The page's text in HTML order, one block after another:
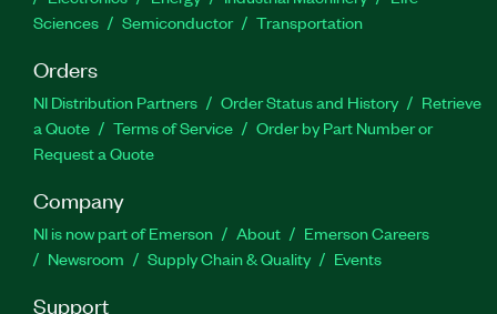
Sciences
Semiconductor Transportation
Orders
NI Distribution Partners Order Status and History
Retrieve
a Quote
Terms of Service
Order by Part Number or
Request a Quote
Company
NI is now part of Emerson About
Emerson Careers
Newsroom
Supply Chain & Quality Events
Support